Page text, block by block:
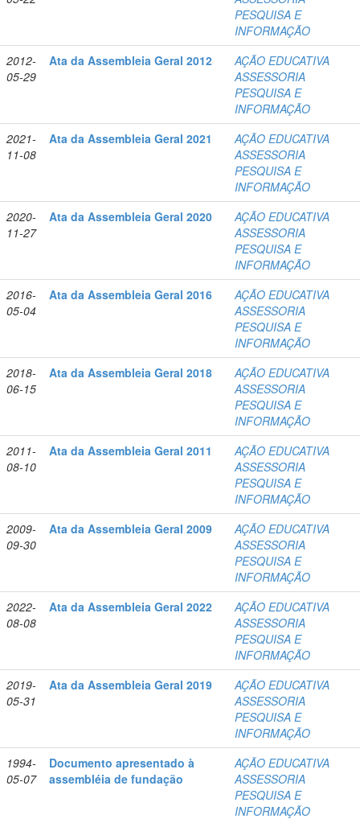
PESQUISA E
INFORMAÇÃO
2012-
05-29
Ata da Assembleia Geral 2012
AÇÃO EDUCATIVA
ASSESSORIA
PESQUISA E
INFORMAÇÃO
2021-
11-08
Ata da Assembleia Geral 2021
AÇÃO EDUCATIVA
ASSESSORIA
PESQUISA E
INFORMAÇÃO
2020-
11-27
Ata da Assembleia Geral 2020
AÇÃO EDUCATIVA
ASSESSORIA
PESQUISA E
INFORMAÇÃO
2016-
05-04
Ata da Assembleia Geral 2016
AÇÃO EDUCATIVA
ASSESSORIA
PESQUISA E
INFORMAÇÃO
2018-
06-15
Ata da Assembleia Geral 2018
AÇÃO EDUCATIVA
ASSESSORIA
PESQUISA E
INFORMAÇÃO
2011-
08-10
Ata da Assembleia Geral 2011
AÇÃO EDUCATIVA
ASSESSORIA
PESQUISA E
INFORMAÇÃO
2009-
09-30
Ata da Assembleia Geral 2009
AÇÃO EDUCATIVA
ASSESSORIA
PESQUISA E
INFORMAÇÃO
2022-
08-08
Ata da Assembleia Geral 2022
AÇÃO EDUCATIVA
ASSESSORIA
PESQUISA E
INFORMAÇÃO
2019-
05-31
Ata da Assembleia Geral 2019
AÇÃO EDUCATIVA
ASSESSORIA
PESQUISA E
INFORMAÇÃO
1994-
05-07
Documento apresentado à
assembléia de fundação
AÇÃO EDUCATIVA
ASSESSORIA
PESQUISA E
INFORMAÇÃO